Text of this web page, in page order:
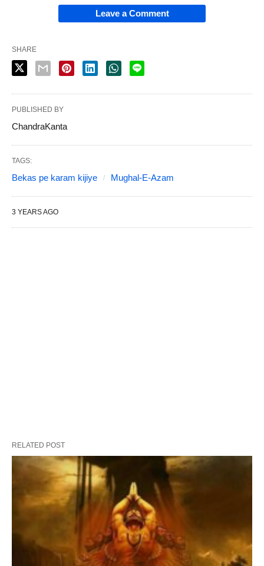
Leave a Comment
SHARE
PUBLISHED BY
ChandraKanta
TAGS:
Bekas pe karam kijiye Mughal-E-Azam
3 YEARS AGO
RELATED POST